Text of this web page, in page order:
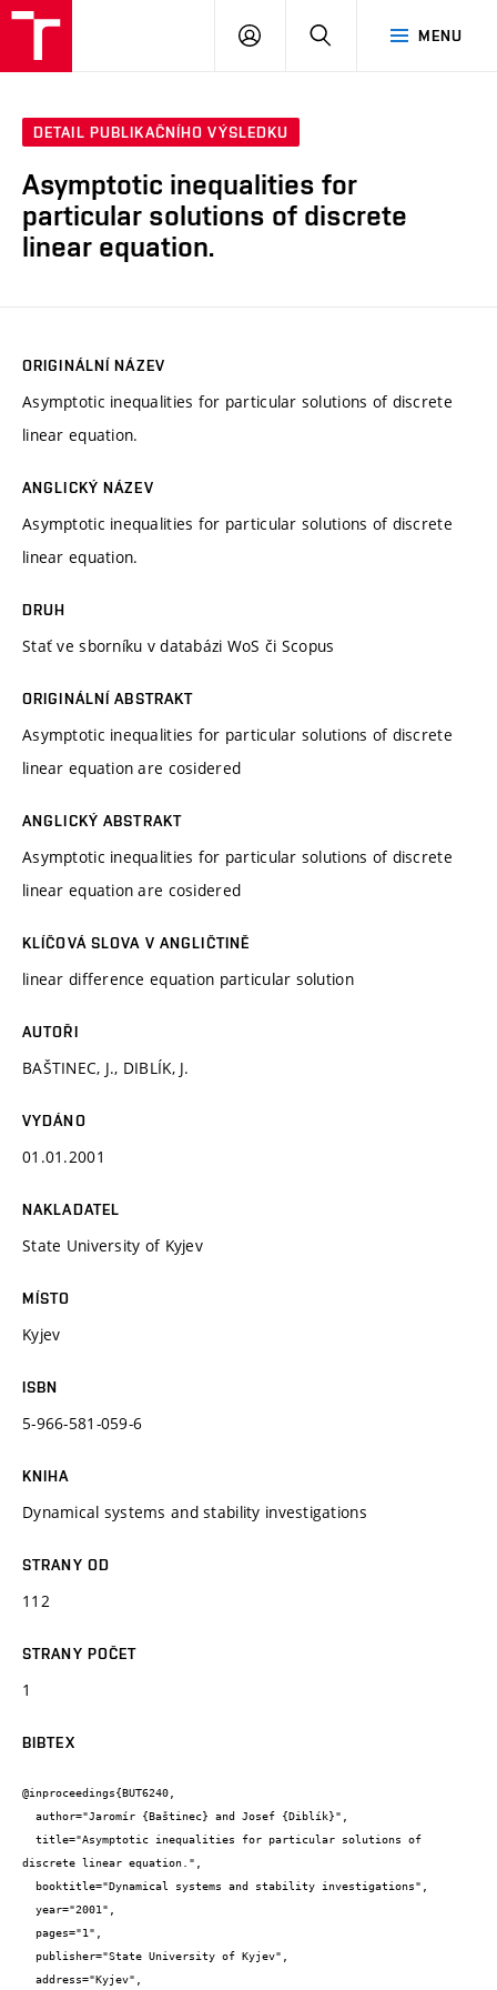
MENU
PŘIHLÁSIT
DETAIL PUBLIKAČNÍHO VÝSLEDKU
Asymptotic inequalities for
particular solutions of discrete
linear equation.
ORIGINÁLNÍ NÁZEV
Asymptotic inequalities for particular solutions of discrete
linear equation.
ANGLICKÝ NÁZEV
Asymptotic inequalities for particular solutions of discrete
linear equation.
DRUH
Stať ve sborníku v databázi WoS či Scopus
ORIGINÁLNÍ ABSTRAKT
Asymptotic inequalities for particular solutions of discrete
linear equation are cosidered
ANGLICKÝ ABSTRAKT
Asymptotic inequalities for particular solutions of discrete
linear equation are cosidered
KLÍČOVÁ SLOVA V ANGLIČTINĚ
linear difference equation particular solution
AUTOŘI
BAŠTINEC, J., DIBLÍK, J.
VYDÁNO
01.01.2001
NAKLADATEL
State University of Kyjev
MÍSTO
Kyjev
ISBN
5-966-581-059-6
KNIHA
Dynamical systems and stability investigations
STRANY OD
112
STRANY POČET
1
BIBTEX
@inproceedings{BUT6240,
discrete linear equation.",